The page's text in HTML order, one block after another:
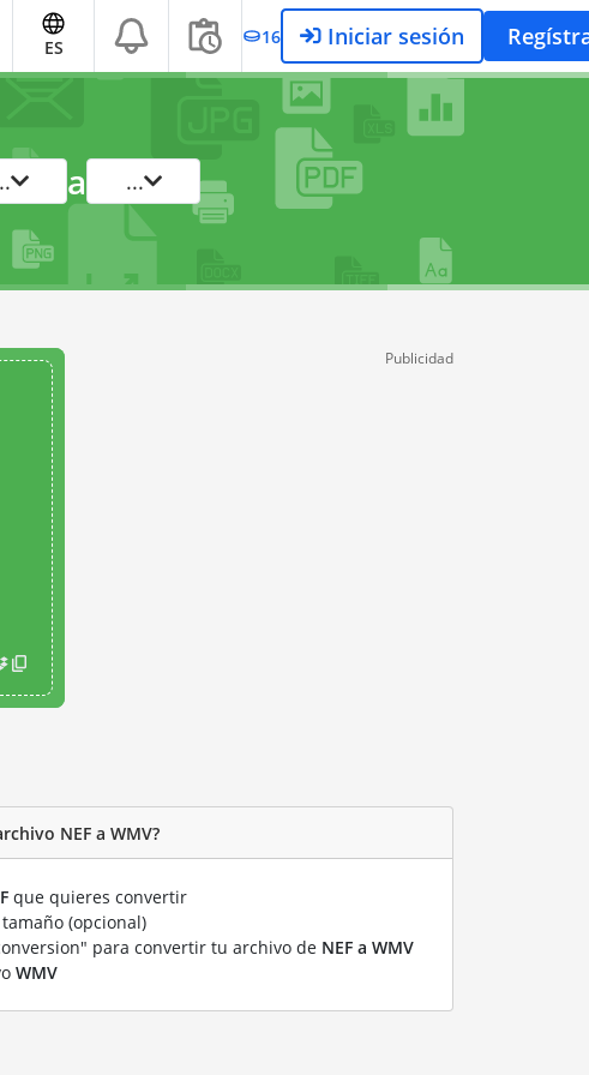
ES 16 Iniciar sesión
a ...
Publicidad
NEF a WMV?
que quieres convertir
(opcional)
para convertir tu archivo de NEF a WMV
WMV